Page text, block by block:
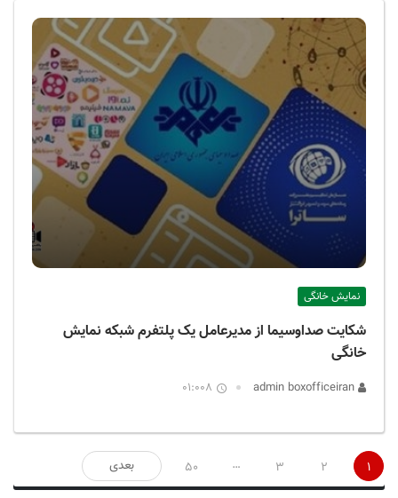
نمایش خانگی
شکایت صداوسیما از مدیرعامل یک پلتفرم شبکه نمایش
خانگی
01:008
صفحه‌بندی
نوشته‌ها
1
2
3
…
50 بعدی